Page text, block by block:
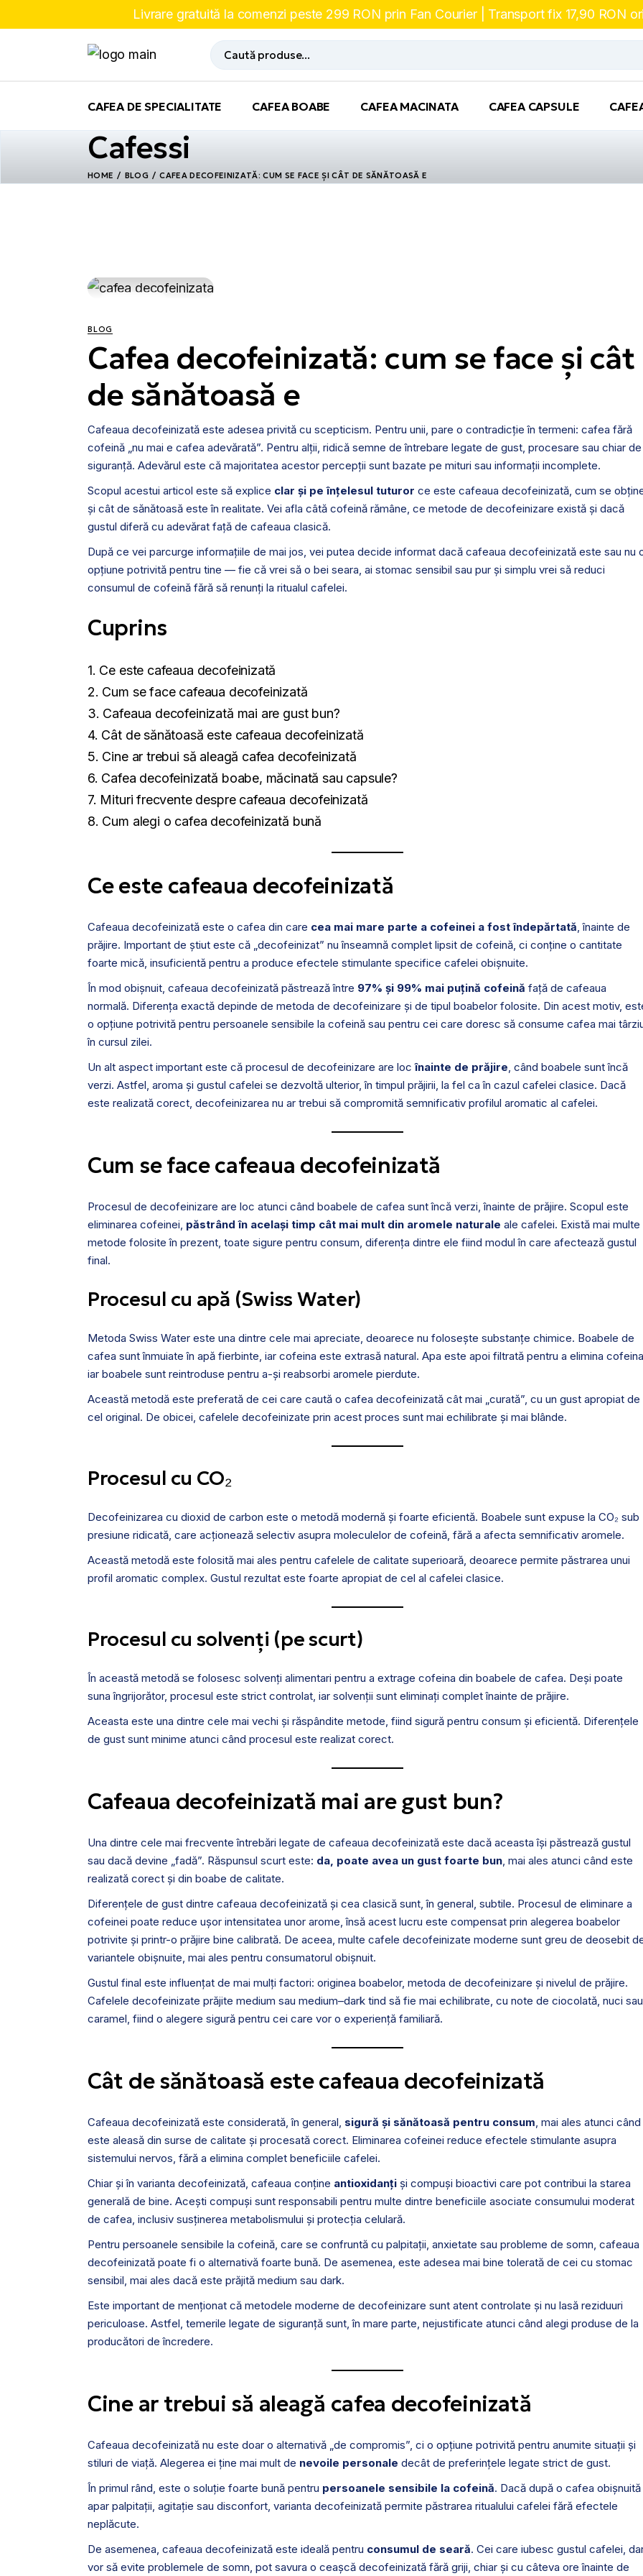
the
Livrare gratuită la comenzi peste 299 RON prin Fan Courier | Transport fix 17,90 RON
Cauta
CAFEA DE SPECIALITATE CAFEA BOABE CAFEA MACINATA CAFEA CAPSULE
Cafessi
HOME BLOG CAFEA DECOFEINIZATĂ: CUM SE FACE ȘI CÂT DE SĂNĂTOASĂ E
BLOG
Cafea decofeinizată: cum se face și cât
de sănătoasă e
Cafeaua decofeinizată este adesea privită cu scepticism. Pentru unii, pare o contradicție în termeni: cafea fără
cofeină „nu mai e cafea adevărată”. Pentru alții, ridică semne de întrebare legate de gust, procesare sau chiar de
siguranță. Adevărul este că majoritatea acestor percepții sunt bazate pe mituri sau informații incomplete.
Scopul acestui articol este să explice clar și pe înțelesul tuturor ce este cafeaua decofeinizată, cum se
și cât de sănătoasă este în realitate. Vei afla câtă cofeină rămâne, ce metode de decofeinizare există și dacă
gustul diferă cu adevărat față de cafeaua clasică.
După ce vei parcurge informațiile de mai jos, vei putea decide informat dacă cafeaua decofeinizată este sau nu
opțiune potrivită pentru tine — fie că vrei să o bei seara, ai stomac sensibil sau pur și simplu vrei să reduci
consumul de cofeină fără să renunți la ritualul cafelei.
Cuprins
Ce este cafeaua decofeinizată
Cum se face cafeaua decofeinizată
Cafeaua decofeinizată mai are gust bun?
Cât de sănătoasă este cafeaua decofeinizată
Cine ar trebui să aleagă cafea decofeinizată
Cafea decofeinizată boabe, măcinată sau capsule?
Mituri frecvente despre cafeaua decofeinizată
Cum alegi o cafea decofeinizată bună
Ce este cafeaua decofeinizată
Cafeaua decofeinizată este o cafea din care cea mai mare parte a cofeinei a fost îndepărtată, înainte de
prăjire. Important de știut este că „decofeinizat” nu înseamnă complet lipsit de cofeină, ci conține o cantitate
foarte mică, insuficientă pentru a produce efectele stimulante specifice cafelei obișnuite.
În mod obișnuit, cafeaua decofeinizată păstrează între 97% și 99% mai puțină cofeină față de cafeaua
normală. Diferența exactă depinde de metoda de decofeinizare și de tipul boabelor folosite. Din acest motiv,
o opțiune potrivită pentru persoanele sensibile la cofeină sau pentru cei care doresc să consume cafea mai
în cursul zilei.
Un alt aspect important este că procesul de decofeinizare are locînainte de prăjire, când boabele sunt încă
verzi. Astfel, aroma și gustul cafelei se dezvoltă ulterior, în timpul prăjirii, la fel ca în cazul cafelei clasice. Dacă
este realizată corect, decofeinizarea nu ar trebui să compromită semnificativ profilul aromatic al cafelei.
Cum se face cafeaua decofeinizată
Procesul de decofeinizare are loc atunci când boabele de cafea sunt încă verzi, înainte de prăjire. Scopul este
eliminarea cofeinei, păstrând în același timp cât mai mult din aromele naturale ale cafelei. Există mai multe
metode folosite în prezent, toate sigure pentru consum, diferența dintre ele fiind modul în care afectează gustul
final.
Procesul cu apă (Swiss Water)
Metoda Swiss Water este una dintre cele mai apreciate, deoarece nu folosește substanțe chimice. Boabele de
cafea sunt înmuiate în apă fierbinte, iar cofeina este extrasă natural. Apa este apoi filtrată pentru a elimina
iar boabele sunt reintroduse pentru a-și reabsorbi aromele pierdute.
Această metodă este preferată de cei care caută o cafea decofeinizată cât mai „curată”, cu un gust apropiat de
cel original. De obicei, cafelele decofeinizate prin acest proces sunt mai echilibrate și mai blânde.
Procesul cu CO₂
Decofeinizarea cu dioxid de carbon este o metodă modernă și foarte eficientă. Boabele sunt expuse la CO₂ sub
presiune ridicată, care acționează selectiv asupra moleculelor de cofeină, fără a afecta semnificativ aromele.
Această metodă este folosită mai ales pentru cafelele de calitate superioară, deoarece permite păstrarea unui
profil aromatic complex. Gustul rezultat este foarte apropiat de cel al cafelei clasice.
Procesul cu solvenți (pe scurt)
În această metodă se folosesc solvenți alimentari pentru a extrage cofeina din boabele de cafea. Deși poate
suna îngrijorător, procesul este strict controlat, iar solvenții sunt eliminați complet înainte de prăjire.
Aceasta este una dintre cele mai vechi și răspândite metode, fiind sigură pentru consum și eficientă. Diferențele
de gust sunt minime atunci când procesul este realizat corect.
Cafeaua decofeinizată mai are gust bun?
Una dintre cele mai frecvente întrebări legate de cafeaua decofeinizată este dacă aceasta își păstrează gustul
sau dacă devine „fadă”. Răspunsul scurt este: da, poate avea un gust foarte bun, mai ales atunci când este
realizată corect și din boabe de calitate.
Diferențele de gust dintre cafeaua decofeinizată și cea clasică sunt, în general, subtile. Procesul de eliminare a
cofeinei poate reduce ușor intensitatea unor arome, însă acest lucru este compensat prin alegerea boabelor
potrivite și printr-o prăjire bine calibrată. De aceea, multe cafele decofeinizate moderne sunt greu de deosebit
variantele obișnuite, mai ales pentru consumatorul obișnuit.
Gustul final este influențat de mai mulți factori: originea boabelor, metoda de decofeinizare și nivelul de prăjire.
Cafelele decofeinizate prăjite medium sau medium–dark tind să fie mai echilibrate, cu note de ciocolată, nuci sau
caramel, fiind o alegere sigură pentru cei care vor o experiență familiară.
Cât de sănătoasă este cafeaua decofeinizată
Cafeaua decofeinizată este considerată, în general, sigură și sănătoasă pentru consum, mai ales atunci când
este aleasă din surse de calitate și procesată corect. Eliminarea cofeinei reduce efectele stimulante asupra
sistemului nervos, fără a elimina complet beneficiile cafelei.
Chiar și în varianta decofeinizată, cafeaua conține antioxidanți și compuși bioactivi care pot contribui la starea
generală de bine. Acești compuși sunt responsabili pentru multe dintre beneficiile asociate consumului moderat
de cafea, inclusiv susținerea metabolismului și protecția celulară.
Pentru persoanele sensibile la cofeină, care se confruntă cu palpitații, anxietate sau probleme de somn, cafeaua
decofeinizată poate fi o alternativă foarte bună. De asemenea, este adesea mai bine tolerată de cei cu stomac
sensibil, mai ales dacă este prăjită medium sau dark.
Este important de menționat că metodele moderne de decofeinizare sunt atent controlate și nu lasă reziduuri
periculoase. Astfel, temerile legate de siguranță sunt, în mare parte, nejustificate atunci când alegi produse de la
producători de încredere.
Cine ar trebui să aleagă cafea decofeinizată
Cafeaua decofeinizată nu este doar o alternativă „de compromis”, ci o opțiune potrivită pentru anumite situații și
stiluri de viață. Alegerea ei ține mai mult de nevoile personale decât de preferințele legate strict de gust.
În primul rând, este o soluție foarte bună pentru persoanele sensibile la cofeină. Dacă după o cafea obișnuită
apar palpitații, agitație sau disconfort, varianta decofeinizată permite păstrarea ritualului cafelei fără efectele
neplăcute.
De asemenea, cafeaua decofeinizată este ideală pentru consumul de seară. Cei care iubesc gustul cafelei,
vor să evite problemele de somn, pot savura o ceașcă decofeinizată fără griji, chiar și cu câteva ore înainte de